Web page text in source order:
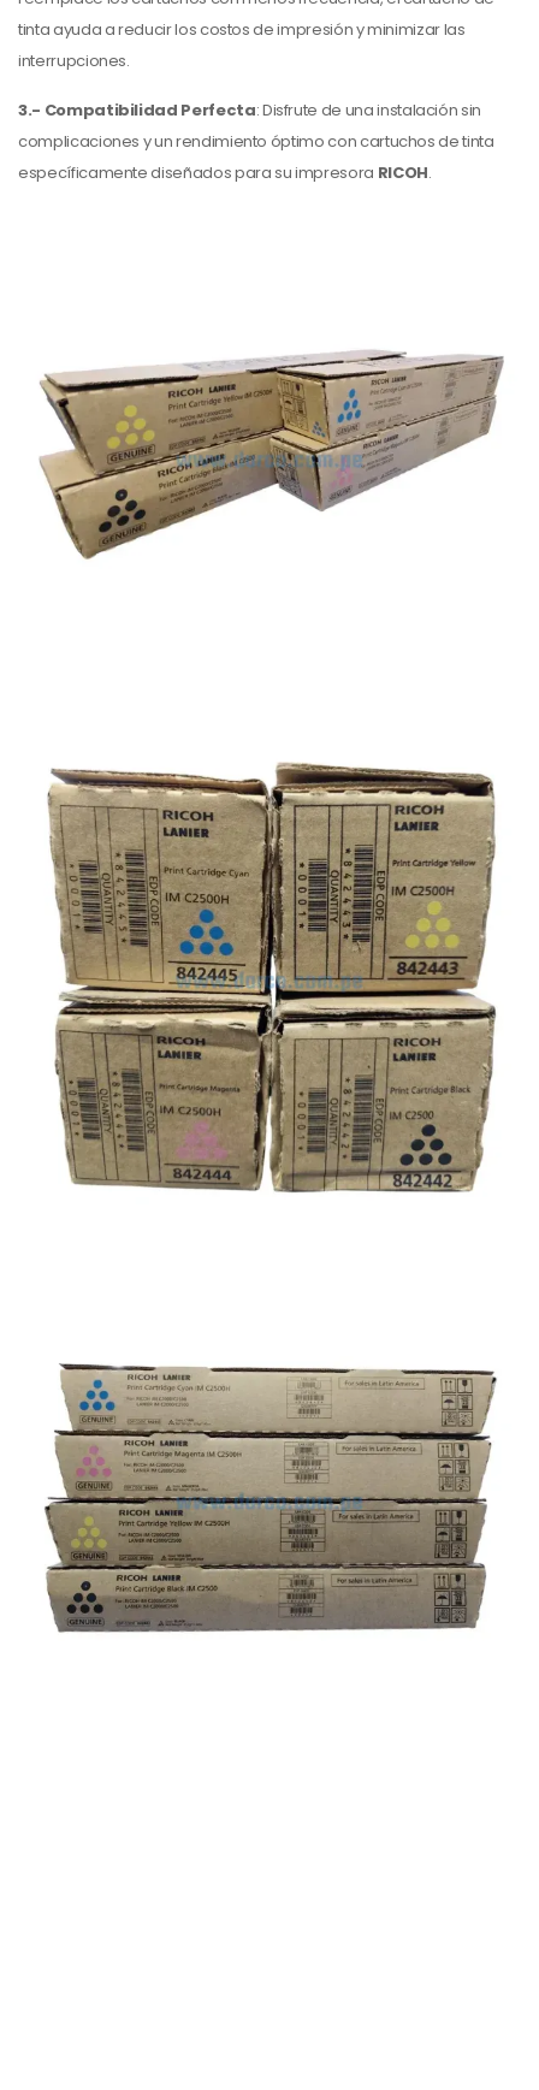
tinta ayuda a reducir los costos de impresión y minimizar las
interrupciones.
3.- Compatibilidad Perfecta: Disfrute de una instalación sin
complicaciones y un rendimiento óptimo con cartuchos de tinta
específicamente diseñados para su impresora RICOH.